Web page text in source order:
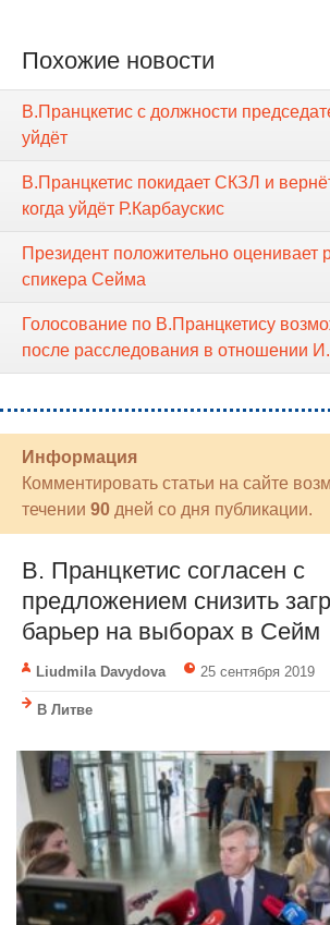
Похожие новости
В.Пранцкетис с должности
уйдёт
В.Пранцкетис покидает СКЗЛ и
когда уйдёт Р.Карбаускис
Президент положительно оценивает
спикера Сейма
Голосование по В.Пранцкетису
после расследования в отношении
Информация
Комментировать статьи на сайте
течении 90 дней со дня публикации.
В. Пранцкетис согласен с
предложением снизить
барьер на выборах в Cейм
Liudmila Davydova 25 сентября 2019
В Литве